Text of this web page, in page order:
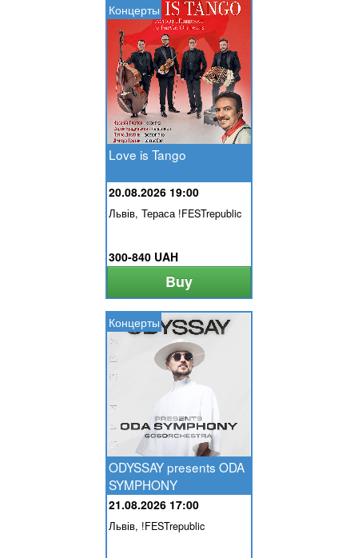
Концерты
Love is Tango
20.08.2026 19:00
Львів, Тераса !FESTrepublic
300-840 UAH
Buy
Концерты
ODYSSAY presents ODA
SYMPHONY
21.08.2026 17:00
Львів, !FESTrepublic